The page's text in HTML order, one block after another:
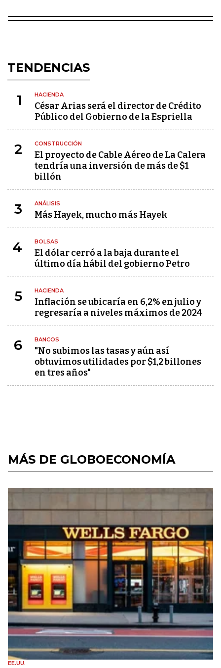
TENDENCIAS
1 HACIENDA
César Arias será el director de Crédito
Público del Gobierno de la Espriella
2 CONSTRUCCIÓN
El proyecto de Cable Aéreo de La Calera
tendría una inversión de más de $1
billón
3 ANÁLISIS
Más Hayek, mucho más Hayek
4 BOLSAS
El dólar cerró a la baja durante el
último día hábil del gobierno Petro
5 HACIENDA
Inflación se ubicaría en 6,2% en julio y
regresaría a niveles máximos de 2024
6 BANCOS
"No subimos las tasas y aún así
obtuvimos utilidades por $1,2 billones
en tres años"
MÁS DE GLOBOECONOMÍA
EE.UU.